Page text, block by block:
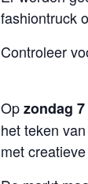
fashiontruck
Controleer
Opzondag
het teken
met